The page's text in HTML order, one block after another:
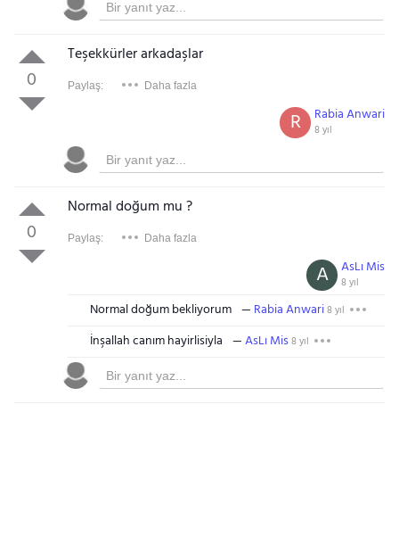
0
Teşekkürler arkadaşlar
Paylaş: Daha fazla
Rabia Anwari
8 yıl
R
0
Normal doğum mu ?
Paylaş: Daha fazla
AsLı Mis
8 yıl
A
Normal doğum bekliyorum Rabia Anwari8 yıl
İnşallah canım hayirlisiyla AsLı Mis8 yıl